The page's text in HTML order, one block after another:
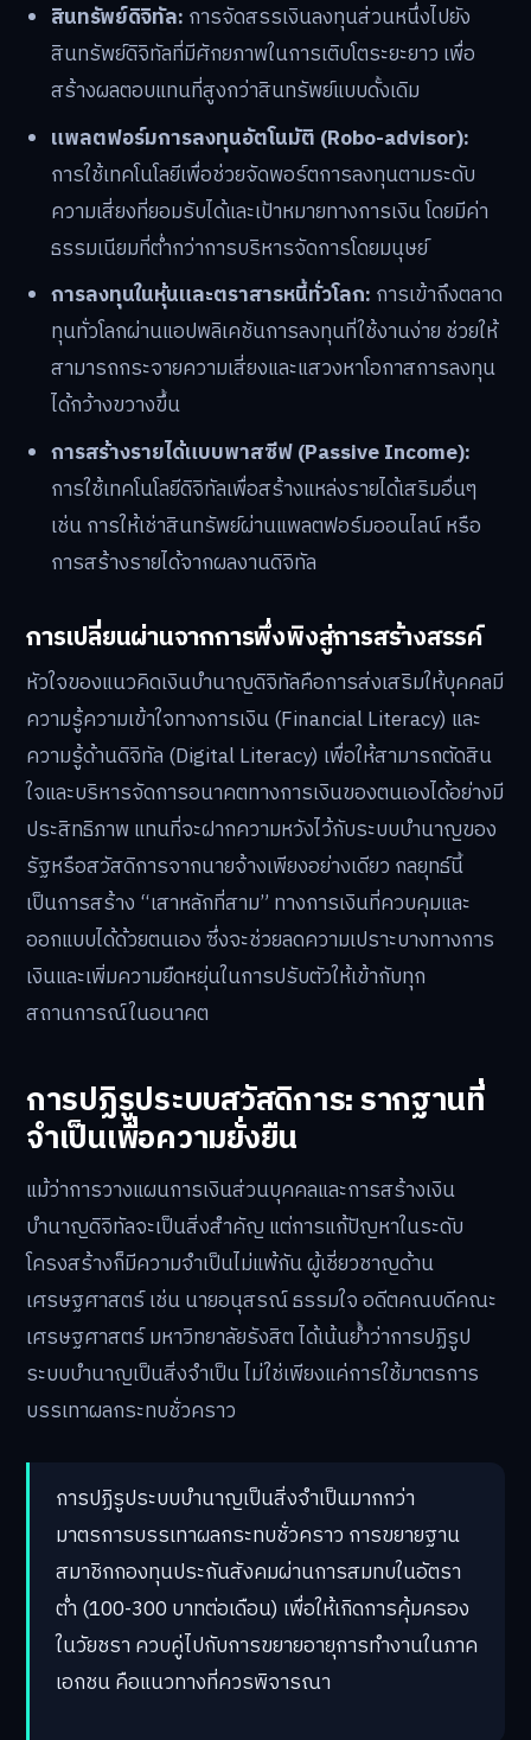
สินทรัพย์ดิจิทัล: การจัดสรรเงินลงทุนส่วนหนึ่งไปยัง
สินทรัพย์ดิจิทัลที่มีศักยภาพในการเติบโตระยะยาว เพื่อ
สร้างผลตอบแทนที่สูงกว่าสินทรัพย์แบบดั้งเดิม
แพลตฟอร์มการลงทุนอัตโนมัติ (Robo-advisor):
การใช้เทคโนโลยีเพื่อช่วยจัดพอร์ตการลงทุนตามระดับ
ความเสี่ยงที่ยอมรับได้และเป้าหมายทางการเงิน โดยมีค่า
ธรรมเนียมที่ต่ำกว่าการบริหารจัดการโดยมนุษย์
การลงทุนในหุ้นและตราสารหนี้ทั่วโลก: การเข้าถึงตลาด
ทุนทั่วโลกผ่านแอปพลิเคชันการลงทุนที่ใช้งานง่าย ช่วยให้
สามารถกระจายความเสี่ยงและแสวงหาโอกาสการลงทุน
ได้กว้างขวางขึ้น
การสร้างรายได้แบบพาสซีฟ (Passive Income):
การใช้เทคโนโลยีดิจิทัลเพื่อสร้างแหล่งรายได้เสริมอื่นๆ
เช่น การให้เช่าสินทรัพย์ผ่านแพลตฟอร์มออนไลน์ หรือ
การสร้างรายได้จากผลงานดิจิทัล
การเปลี่ยนผ่านจากการพึ่งพิงสู่การสร้างสรรค์
หัวใจของแนวคิดเงินบำนาญดิจิทัลคือการส่งเสริมให้บุคคลมี
ความรู้ความเข้าใจทางการเงิน (Financial Literacy) และ
ความรู้ด้านดิจิทัล (Digital Literacy) เพื่อให้สามารถตัดสิน
ใจและบริหารจัดการอนาคตทางการเงินของตนเองได้อย่างมี
ประสิทธิภาพ แทนที่จะฝากความหวังไว้กับระบบบำนาญของ
รัฐหรือสวัสดิการจากนายจ้างเพียงอย่างเดียว กลยุทธ์นี้
เป็นการสร้าง “เสาหลักที่สาม” ทางการเงินที่ควบคุมและ
ออกแบบได้ด้วยตนเอง ซึ่งจะช่วยลดความเปราะบางทางการ
เงินและเพิ่มความยืดหยุ่นในการปรับตัวให้เข้ากับทุก
สถานการณ์ในอนาคต
การปฏิรูประบบสวัสดิการ: รากฐานที่
จำเป็นเพื่อความยั่งยืน
แม้ว่าการวางแผนการเงินส่วนบุคคลและการสร้างเงิน
บำนาญดิจิทัลจะเป็นสิ่งสำคัญ แต่การแก้ปัญหาในระดับ
โครงสร้างก็มีความจำเป็นไม่แพ้กัน ผู้เชี่ยวชาญด้าน
เศรษฐศาสตร์ เช่น นายอนุสรณ์ ธรรมใจ อดีตคณบดีคณะ
เศรษฐศาสตร์ มหาวิทยาลัยรังสิต ได้เน้นย้ำว่าการปฏิรูป
ระบบบำนาญเป็นสิ่งจำเป็น ไม่ใช่เพียงแค่การใช้มาตรการ
บรรเทาผลกระทบชั่วคราว
การปฏิรูประบบบำนาญเป็นสิ่งจำเป็นมากกว่า
มาตรการบรรเทาผลกระทบชั่วคราว การขยายฐาน
สมาชิกกองทุนประกันสังคมผ่านการสมทบในอัตรา
ต่ำ (100-300 บาทต่อเดือน) เพื่อให้เกิดการคุ้มครอง
ในวัยชรา ควบคู่ไปกับการขยายอายุการทำงานในภาค
เอกชน คือแนวทางที่ควรพิจารณา